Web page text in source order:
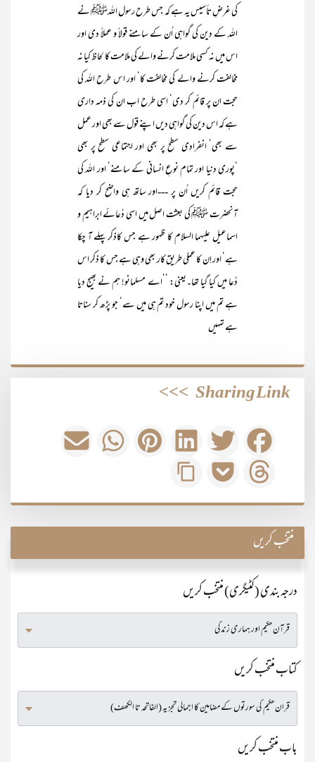
کی غرضِ تأسیس یہ ہے کہ جس طرح رسول اللہﷺ نے
اللہ کے دین کی گواہی اُن کے سامنے قولاً و عملاً دی اور
اس میں نہ کسی ملامت کرنے والے کی ملامت کا لحاظ کیا نہ
مخالفت کرنے والے کی مخالفت کا‘ اور اس طرح اللہ کی
حجت ان پر قائم کر دی‘ اسی طرح اب ان کی ذمہ داری
ہے کہ اس دین کی گواہی دیں اپنے قول سے بھی اور عمل
سے بھی‘ انفرادی سطح پر بھی اور اجتماعی سطح پر بھی
‘پوری دنیا اور تمام نوعِ انسانی کے سامنے‘ اور اللہ کی
حجت قائم کریں اُن پر ---اور ساتھ ہی واضح کر دیا کہ
آنحضرت ﷺ کی بعثت اصل میں اسی دُعائے ابراہیم و
اسماعیل علیہما السلام کا ظہور ہے جس کاذکر پہلے آ چکا
ہے‘ اور اِن کا عملی طریق کار بھی وہی ہے جس کا ذکر اس
دُعا میں کیا گیا تھا۔یعنی: ’’اے مسلمانو! ہم نے بھیج دیا
ہے تم میں اپنا رسول خود تم ہی میں سے‘ جو پڑھ کر سناتا
ہے تمہیں
Sharing Link
>>>
منتخب کریں
درجہ بندی (کٹیگری) منتخب کریں
کتاب منتخب کریں
باب منتخب کریں